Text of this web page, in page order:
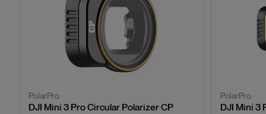
PolarPro
DJI Mini 3 Pro Circular Polarizer CP
PolarPro
DJI Mini 3